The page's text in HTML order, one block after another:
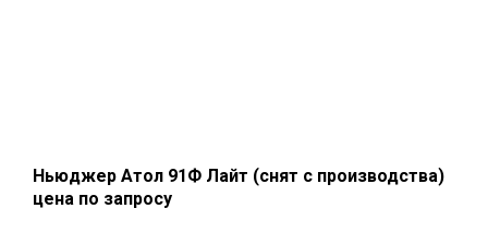
Ньюджер Атол 91Ф Лайт (снят с производства)
цена по запросу